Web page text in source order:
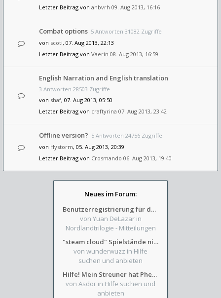
Letzter Beitrag von ahbvrh 09. Aug 2013, 16:16
Combat options 5 Antworten 31082 Zugriffe
von scoti, 07. Aug 2013, 22:13
Letzter Beitrag von Vaerin 08. Aug 2013, 16:59
English Narration and English translation
3 Antworten 28503 Zugriffe
von shaf, 07. Aug 2013, 05:50
Letzter Beitrag von craftyrina 07. Aug 2013, 23:42
Offline version? 5 Antworten 24756 Zugriffe
von Hystorm, 05. Aug 2013, 20:39
Letzter Beitrag von Crosmando 06. Aug 2013, 19:40
Neues im Forum:
Benutzerregistrierung für das SchickHD-/SchweifHD-Forum gesperrt
von Yuan DeLazar in
Nordlandtrilogie - Mitteilungen
"steam cloud" Spielstände nicht verfügbar
von wunderwuzz in Hilfe
suchen und anbieten
Hilfe! Mein Streuner hat Phexens Gunst verloren...
von Asdor in Hilfe suchen und
anbieten